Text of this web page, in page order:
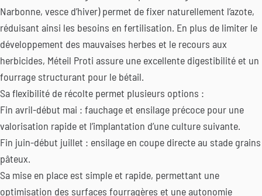
Narbonne, vesce d’hiver) permet de fixer naturellement l’azote,
réduisant ainsi les besoins en fertilisation. En plus de limiter le
développement des mauvaises herbes et le recours aux
herbicides, Méteil Proti assure une excellente digestibilité et un
fourrage structurant pour le bétail.
Sa flexibilité de récolte permet plusieurs options :
Fin avril-début mai : fauchage et ensilage précoce pour une
valorisation rapide et l’implantation d’une culture suivante.
Fin juin-début juillet : ensilage en coupe directe au stade grains
pâteux.
Sa mise en place est simple et rapide, permettant une
optimisation des surfaces fourragères et une autonomie